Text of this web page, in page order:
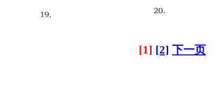
[1] [2] 下一页